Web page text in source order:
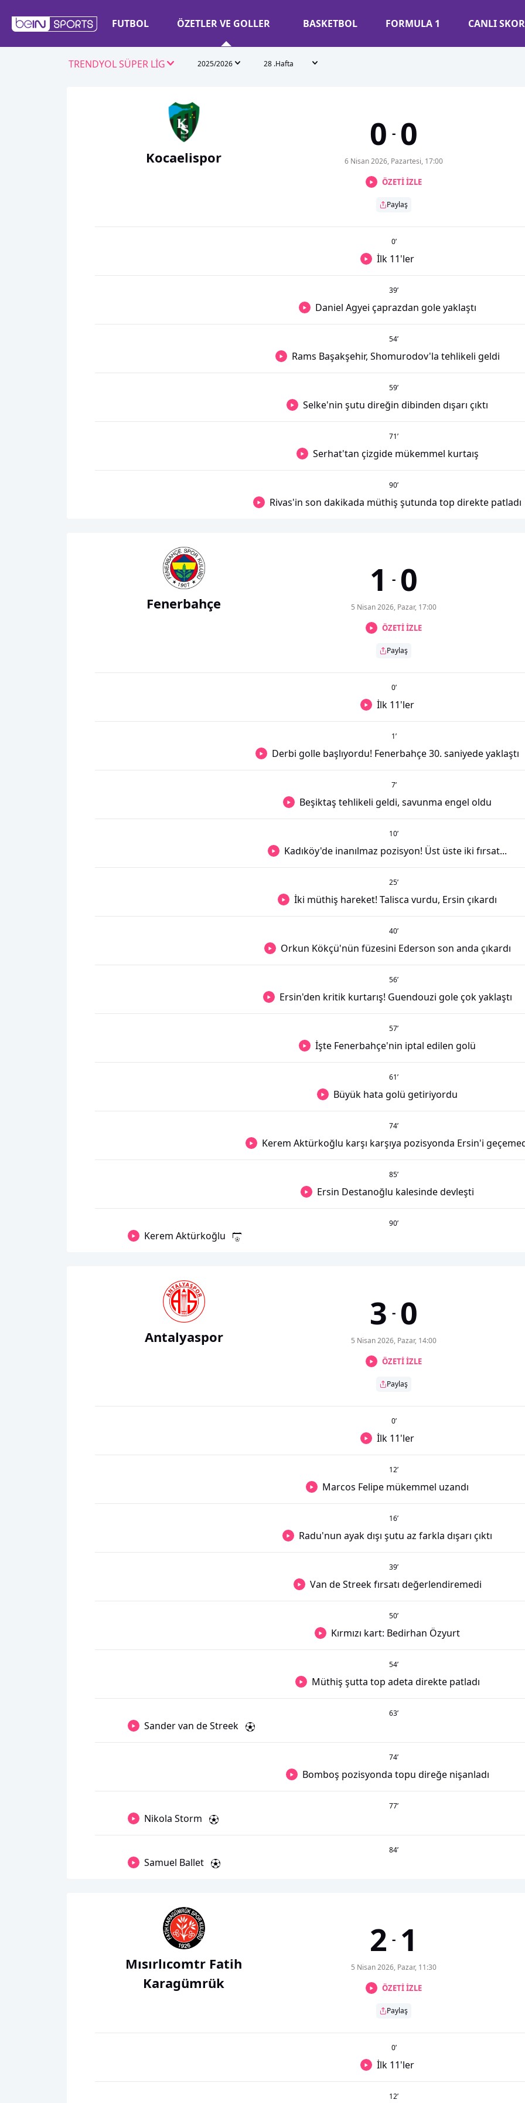
FUTBOL ÖZETLER VE GOLLER BASKETBOL FORMULA 1 CANLI SKOR
TRENDYOL SÜPER LİG 2025/2026 28 .Hafta
Kocaelispor
0 - 0
6 Nisan 2026, Pazartesi, 17:00
ÖZETİ İZLE
Paylaş
0’
İlk 11'ler
39’
Daniel Agyei çaprazdan gole yaklaştı
54’
Rams Başakşehir, Shomurodov'la tehlikeli geldi
59’
Selke'nin şutu direğin dibinden dışarı çıktı
71’
Serhat'tan çizgide mükemmel kurtaış
90’
Rivas'in son dakikada müthiş şutunda top direkte patladı
Fenerbahçe
1 - 0
5 Nisan 2026, Pazar, 17:00
ÖZETİ İZLE
Paylaş
0’
İlk 11'ler
1’
Derbi golle başlıyordu! Fenerbahçe 30. saniyede yaklaştı
7’
Beşiktaş tehlikeli geldi, savunma engel oldu
10’
Kadıköy'de inanılmaz pozisyon! Üst üste iki fırsat...
25’
İki müthiş hareket! Talisca vurdu, Ersin çıkardı
40’
Orkun Kökçü'nün füzesini Ederson son anda çıkardı
56’
Ersin'den kritik kurtarış! Guendouzi gole çok yaklaştı
57’
İşte Fenerbahçe'nin iptal edilen golü
61’
Büyük hata golü getiriyordu
74’
Kerem Aktürkoğlu karşı karşıya pozisyonda Ersin'i
85’
Ersin Destanoğlu kalesinde devleşti
90’
Kerem Aktürkoğlu
Antalyaspor
3 - 0
5 Nisan 2026, Pazar, 14:00
ÖZETİ İZLE
Paylaş
0’
İlk 11'ler
12’
Marcos Felipe mükemmel uzandı
16’
Radu'nun ayak dışı şutu az farkla dışarı çıktı
39’
Van de Streek fırsatı değerlendiremedi
50’
Kırmızı kart: Bedirhan Özyurt
54’
Müthiş şutta top adeta direkte patladı
63’
Sander van de Streek
74’
Bomboş pozisyonda topu direğe nişanladı
77’
Nikola Storm
84’
Samuel Ballet
Mısırlıcomtr Fatih
Karagümrük
2 - 1
5 Nisan 2026, Pazar, 11:30
ÖZETİ İZLE
Paylaş
0’
İlk 11'ler
12’